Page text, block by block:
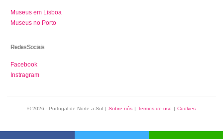
Museus em Lisboa
Museus no Porto
Redes Sociais
Facebook
Instragram
© 2026 - Portugal de Norte a Sul | Sobre nós | Termos de uso | Cookies